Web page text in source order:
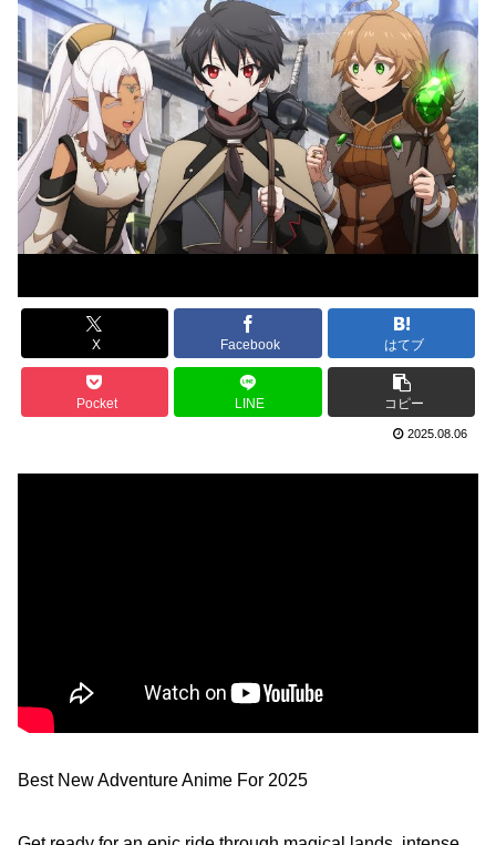
X Facebook はてブ
Pocket LINE コピー
2025.08.06
Best New Adventure Anime For 2025